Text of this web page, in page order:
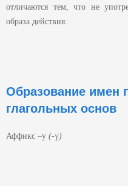
отличаются тем, что не
образа действия.
Образование имен
глагольных основ
Аффикс –у (-ү)